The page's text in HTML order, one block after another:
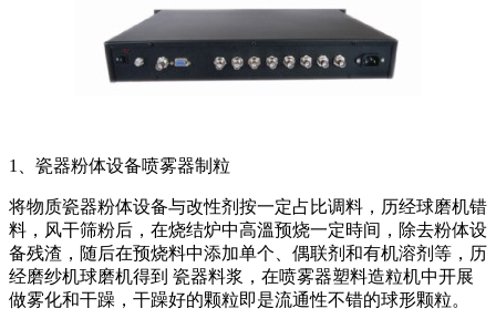
1、瓷器粉体设备喷雾器制粒
将物质瓷器粉体设备与改性剂按一定占比调料，历经球磨机错
料，风干筛粉后，在烧结炉中高溫预烧一定時间，除去粉体设
备残渣，随后在预烧料中添加单个、偶联剂和有机溶剂等，历
经磨纱机球磨机得到 瓷器料浆，在喷雾器塑料造粒机中开展
做雾化和干躁，干躁好的颗粒即是流通性不错的球形颗粒。